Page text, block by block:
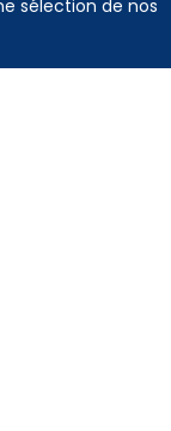
de CNI et
infos les plus